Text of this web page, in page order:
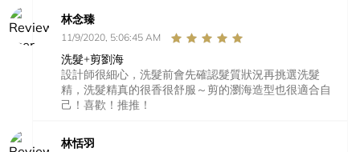
林念臻
11/9/2020, 5:06:45 AM
洗髮+剪劉海
設計師很細心，洗髮前會先確認髮質狀況再挑選洗髮
精，洗髮精真的很香很舒服～剪的瀏海造型也很適合自
己！喜歡！推推！
林恬羽